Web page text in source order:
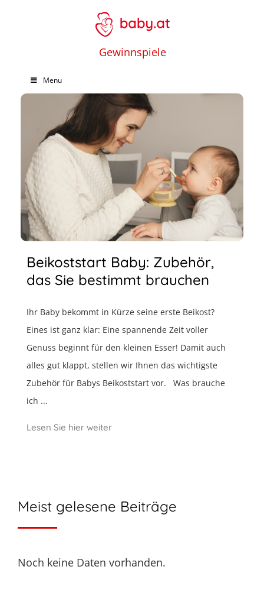
Gewinnspiele
Menu
Beikoststart Baby: Zubehör,
das Sie bestimmt brauchen
Ihr Baby bekommt in Kürze seine erste Beikost?
Eines ist ganz klar: Eine spannende Zeit voller
Genuss beginnt für den kleinen Esser! Damit auch
alles gut klappt, stellen wir Ihnen das wichtigste
Zubehör für Babys Beikoststart vor. Was brauche
ich ...
Lesen Sie hier weiter
Meist gelesene Beiträge
Noch keine Daten vorhanden.